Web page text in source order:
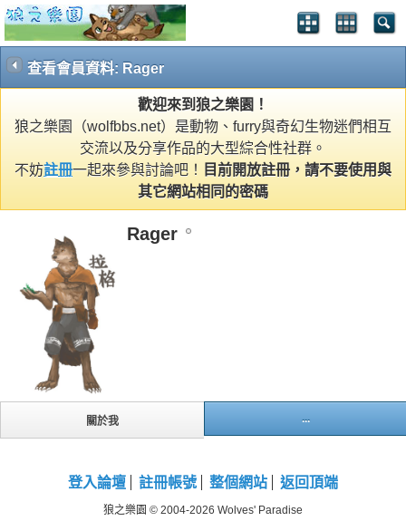
查看會員資料: Rager
歡迎來到狼之樂園！
狼之樂園（wolfbbs.net）是動物、furry與奇幻生物迷們相互
交流以及分享作品的大型綜合性社群。
不妨註冊一起來參與討論吧！
目前開放註冊，請不要使用與
其它網站相同的密碼
Rager
關於我 ...
登入論壇 註冊帳號 整個網站 返回頂端
狼之樂園 © 2004-2026 Wolves' Paradise